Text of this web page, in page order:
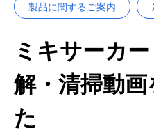
製品に関するご案内
ミキサーカ
解・清掃動
た